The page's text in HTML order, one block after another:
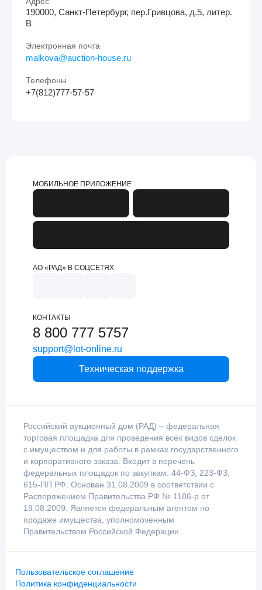
190000, Санкт-Петербург, пер.Гривцова, д.5, литер.
В
Электронная почта
malkova@auction-house.ru
Телефоны
+7(812)777-57-57
МОБИЛЬНОЕ ПРИЛОЖЕНИЕ
АО «РАД» В СОЦСЕТЯХ
КОНТАКТЫ
8 800 777 5757
support@lot-online.ru
Техническая поддержка
Российский аукционный дом (РАД) – федеральная
торговая площадка для проведения всех видов сделок
с имуществом и для работы в рамках государственного
и корпоративного заказа. Входит в перечень
федеральных площадок по закупкам: 44-ФЗ, 223-ФЗ,
615-ПП РФ. Основан 31.08.2009 в соответствии с
Распоряжением Правительства РФ № 1186-р от
19.08.2009. Является федеральным агентом по
продаже имущества, уполномоченным
Правительством Российской Федерации.
Пользовательское соглашение
Политика конфиденциальности